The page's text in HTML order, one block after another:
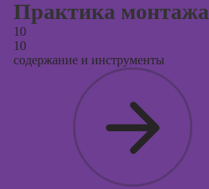
Практика монтажа
10
10
содержание и инструменты